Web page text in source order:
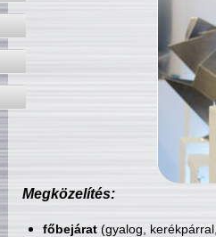
Megközelítés:
főbejárat(gyalog,